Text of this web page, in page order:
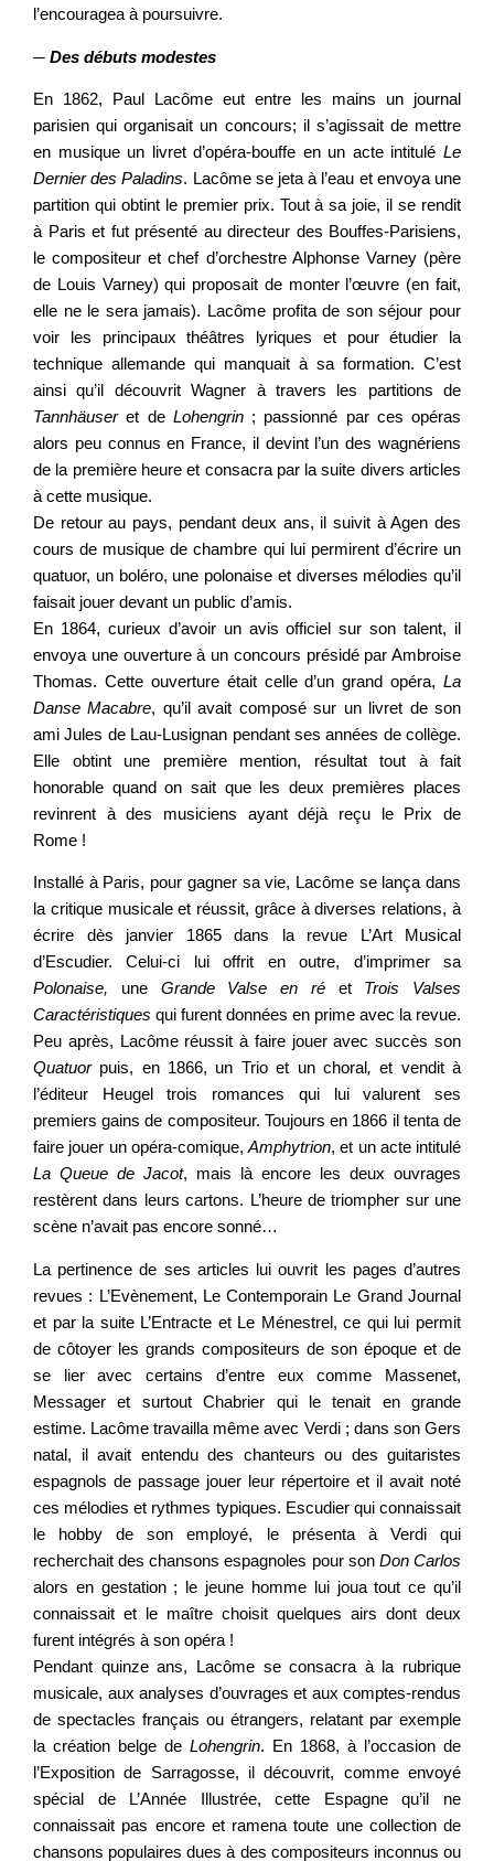
l’encouragea à poursuivre.
─ Des débuts modestes
En 1862, Paul Lacôme eut entre les mains un journal
parisien qui organisait un concours; il s’agissait de mettre
en musique un livret d’opéra-bouffe en un acte intitulé Le
Dernier des Paladins. Lacôme se jeta à l’eau et envoya une
partition qui obtint le premier prix. Tout à sa joie, il se rendit
à Paris et fut présenté au directeur des Bouffes-Parisiens,
le compositeur et chef d’orchestre Alphonse Varney (père
de Louis Varney) qui proposait de monter l’œuvre (en fait,
elle ne le sera jamais). Lacôme profita de son séjour pour
voir les principaux théâtres lyriques et pour étudier la
technique allemande qui manquait à sa formation. C’est
ainsi qu’il découvrit Wagner à travers les partitions de
Tannhäuseret de Lohengrin; passionné par ces opéras
alors peu connus en France, il devint l’un des wagnériens
de la première heure et consacra par la suite divers articles
à cette musique.
De retour au pays, pendant deux ans, il suivit à Agen des
cours de musique de chambre qui lui permirent d’écrire un
quatuor, un boléro, une polonaise et diverses mélodies qu’il
faisait jouer devant un public d’amis.
En 1864, curieux d’avoir un avis officiel sur son talent, il
envoya une ouverture à un concours présidé par Ambroise
Thomas. Cette ouverture était celle d’un grand opéra, La
Danse Macabre, qu’il avait composé sur un livret de son
ami Jules de Lau-Lusignan pendant ses années de collège.
Elle obtint une première mention, résultat tout à fait
honorable quand on sait que les deux premières places
revinrent à des musiciens ayant déjà reçu le Prix de
Rome !
Installé à Paris, pour gagner sa vie, Lacôme se lança dans
la critique musicale et réussit, grâce à diverses relations, à
écrire dès janvier 1865 dans la revue L’Art Musical
d’Escudier. Celui-ci lui offrit en outre, d’imprimer sa
Polonaise, une Grande Valse en ré etTrois Valses
Caractéristiques qui furent données en prime avec la revue.
Peu après, Lacôme réussit à faire jouer avec succès son
Quatuorpuis, en 1866, un Trio et un choral, et vendit à
l’éditeur Heugel trois romances qui lui valurent ses
premiers gains de compositeur. Toujours en 1866 il tenta de
faire jouer un opéra-comique, Amphytrion, et un acte intitulé
La Queue de Jacot, mais là encore les deux ouvrages
restèrent dans leurs cartons. L’heure de triompher sur une
scène n’avait pas encore sonné…
La pertinence de ses articles lui ouvrit les pages d’autres
revues : L’Evènement, Le Contemporain Le Grand Journal
et par la suite L’Entracte et Le Ménestrel, ce qui lui permit
de côtoyer les grands compositeurs de son époque et de
se lier avec certains d’entre eux comme Massenet,
Messager et surtout Chabrier qui le tenait en grande
estime. Lacôme travailla même avec Verdi ; dans son Gers
natal, il avait entendu des chanteurs ou des guitaristes
espagnols de passage jouer leur répertoire et il avait noté
ces mélodies et rythmes typiques. Escudier qui connaissait
le hobby de son employé, le présenta à Verdi qui
recherchait des chansons espagnoles pour son Don Carlos
alors en gestation ; le jeune homme lui joua tout ce qu’il
connaissait et le maître choisit quelques airs dont deux
furent intégrés à son opéra !
Pendant quinze ans, Lacôme se consacra à la rubrique
musicale, aux analyses d’ouvrages et aux comptes-rendus
de spectacles français ou étrangers, relatant par exemple
la création belge de Lohengrin. En 1868, à l’occasion de
l’Exposition de Sarragosse, il découvrit, comme envoyé
spécial de L’Année Illustrée, cette Espagne qu’il ne
connaissait pas encore et ramena toute une collection de
chansons populaires dues à des compositeurs inconnus ou